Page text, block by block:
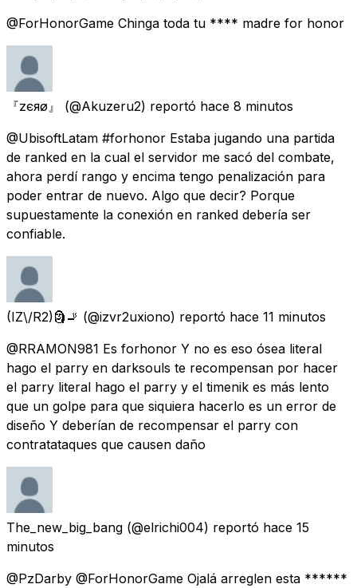
@ForHonorGame Chinga toda tu **** madre for honor
『zєяø』 (@Akuzeru2) reportó hace 8 minutos
@UbisoftLatam #forhonor Estaba jugando una partida
de ranked en la cual el servidor me sacó del combate,
ahora perdí rango y encima tengo penalización para
poder entrar de nuevo. Algo que decir? Porque
supuestamente la conexión en ranked debería ser
confiable.
(IZ\/R2)🗿🚬 (@izvr2uxiono) reportó hace 11 minutos
@RRAMON981 Es forhonor Y no es eso ósea literal
hago el parry en darksouls te recompensan por hacer
el parry literal hago el parry y el timenik es más lento
que un golpe para que siquiera hacerlo es un error de
diseño Y deberían de recompensar el parry con
contratataques que causen daño
The_new_big_bang (@elrichi004) reportó hace 15
minutos
@PzDarby @ForHonorGame Ojalá arreglen esta ******